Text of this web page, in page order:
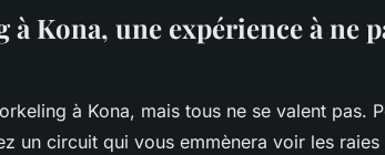
Kona, une expérience à ne
à Kona, mais tous ne se valent pas.
un circuit qui vous emmènera voir les raies